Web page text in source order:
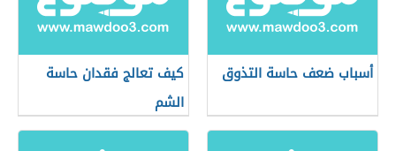
أسباب ضعف حاسة التذوق
كيف تعالج فقدان حاسة
الشم